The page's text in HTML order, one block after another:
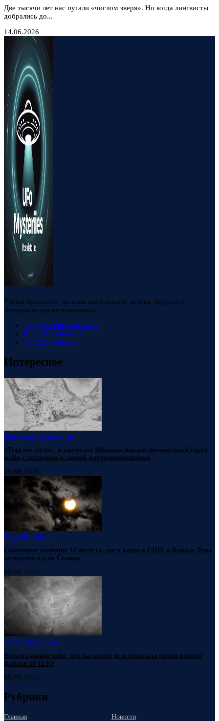
Две тысячи лет нас пугали «числом зверя». Но когда лингвисты
добрались до...
14.06.2026
Тайны прошлого, загадки настоящего, версии будущего.
Энциклопедия непознанного.
Telegram 88k Followers
RSS 23k Followers
VK 23k Followers
Интересное
Запретная археология
«Туда нет пути»: в джунглях Мексики найден неизвестный город
майя с алтарями и сценой жертвоприношения
09.08.2026
НаукаНовости
Солнечное затмение 12 августа: где и когда в США и Канаде Луна
«откусит» кусок Солнца
09.08.2026
НЛО, пришельцы
Неразгаданное небо: что на самом деле показала пятая порция
файлов об НЛО
08.08.2026
Рубрики
Главная
Новости